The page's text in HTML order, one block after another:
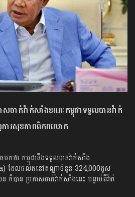
ចាក់វ៉ាក់សាំងខណៈកម្ពុជាទទួលបានវ៉ាក់
ការសុខភាពពិភពលោក
ថា កម្ពុជានឹងទទួលបានវ៉ាក់សាំង
ដែលផលិតនៅឥណ្ឌាចំនួន 324,000ដូស
ាន ប្រកាសចាក់វ៉ាក់សាំងនេះ បន្ទាប់ពីវ៉ាក់